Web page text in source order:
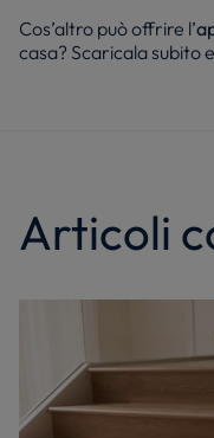
Cos’altro può offrire l’
casa? Scaricala subito
Articoli